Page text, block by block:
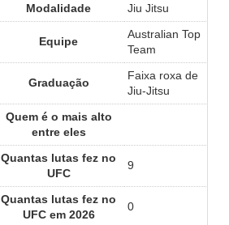
Modalidade
Jiu Jitsu
Equipe
Australian Top
Team
Graduação
Faixa roxa de
Jiu-Jitsu
Quem é o mais alto
entre eles
Quantas lutas fez no
UFC
9
Quantas lutas fez no
UFC em 2026
0